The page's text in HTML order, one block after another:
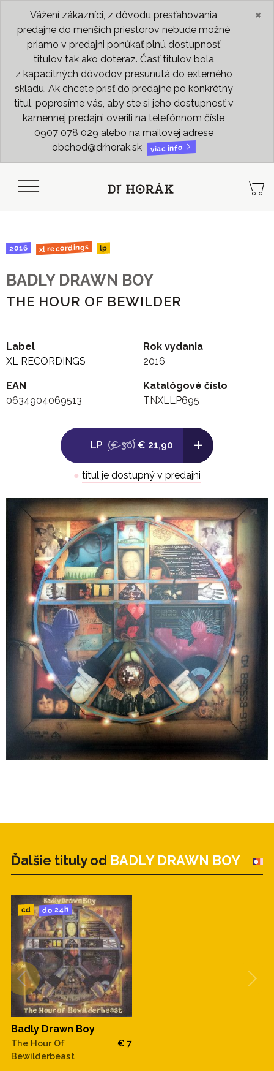
Vážení zákazníci, z dôvodu presťahovania
predajne do menších priestorov nebude možné
priamo v predajni ponúkať plnú dostupnosť
titulov tak ako doteraz. Časť titulov bola
z kapacitných dôvodov presunutá do externého
skladu. Ak chcete prísť do predajne po konkrétny
titul, poprosíme vás, aby ste si jeho dostupnosť v
kamennej predajni overili na telefónnom čísle
0907 078 029 alebo na mailovej adrese
obchod@drhorak.sk
viac info
×
2016 xl recordings lp
BADLY DRAWN BOY
THE HOUR OF BEWILDER
Label
XL RECORDINGS
Rok vydania
2016
EAN
0634904069513
Katalógové číslo
TNXLLP695
LP (€ 30) € 21,90 +
● titul je dostupný v predajni
Ďalšie tituly od BADLY DRAWN BOY
cd do 24h
Badly Drawn Boy
The Hour Of
Bewilderbeast
€ 7